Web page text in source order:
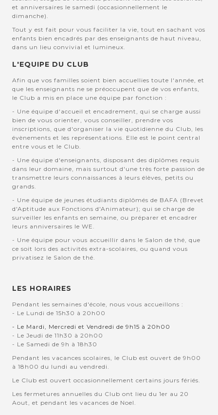
et anniversaires le samedi (occasionnellement le
dimanche).
Tout y est fait pour vous faciliter la vie, tout en sachant vos
enfants bien encadrés par des enseignants de haut niveau,
dans un lieu convivial et lumineux.
L'EQUIPE DU CLUB
Afin que vos familles soient bien accuellies toute l'année, et
que les enseignants ne se préoccupent que de vos enfants,
le Club a mis en place une équipe par fonction :
- Une équipe d'accueil et encadrement, qui se charge aussi
bien de vous orienter, vous conseiller, prendre vos
inscriptions, que d'organiser la vie quotidienne du Club, les
évènements et les représentations. Elle est le point central
entre vous et le Club.
- Une équipe d'enseignants, disposant des diplômes requis
dans leur domaine, mais surtout d'une très forte passion de
transmettre leurs connaissances à leurs élèves, petits ou
grands.
- Une équipe de jeunes étudiants diplômés de BAFA (Brevet
d'Aptitude aux Fonctions d'Animateur); qui se charge de
surveiller les enfants en semaine, ou préparer et encadrer
leurs anniversaires le WE.
- Une équipe pour vous accueillir dans le Salon de thé, que
ce soit lors des activités extra-scolaires, ou quand vous
privatisez le Salon de thé.
LES HORAIRES
Pendant les semaines d'école, nous vous accueillons :
- Le Lundi de 15h30 à 20h00
- Le Mardi, Mercredi et Vendredi de 9h15 à 20h00
- Le Jeudi de 11h30 à 20h00
- Le Samedi de 9h à 18h30
Pendant les vacances scolaires, le Club est ouvert de 9h00
à 18h00 du lundi au vendredi.
Le Club est ouvert occasionnellement certains jours fériés.
Les fermetures annuelles du Club ont lieu du 1er au 20
Aout, et pendant les vacances de Noel.